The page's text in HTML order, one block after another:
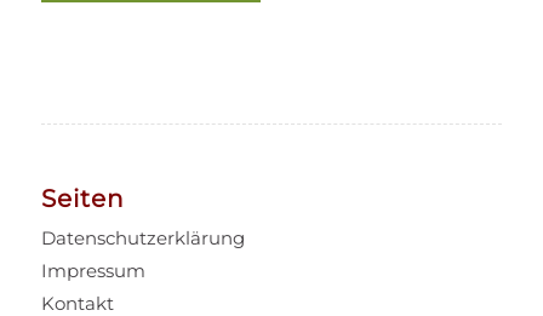
Seiten
Datenschutzerklärung
Impressum
Kontakt